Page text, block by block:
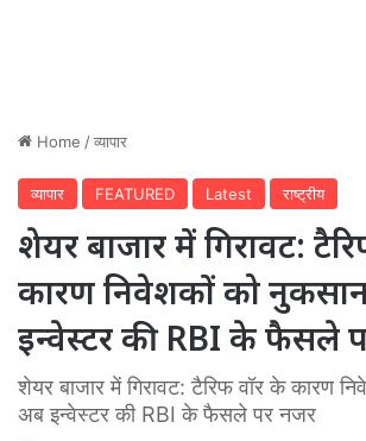
Home /व्यापार
व्यापार FEATURED Latest राष्ट्रीय
शेयर बाजार में गिरावट:
कारण निवेशकों को
इन्वेस्टर की RBI के फैसले
शेयर बाजार में गिरावट: टैरिफ वॉर के कारण
अब इन्वेस्टर की RBI के फैसले पर नजर